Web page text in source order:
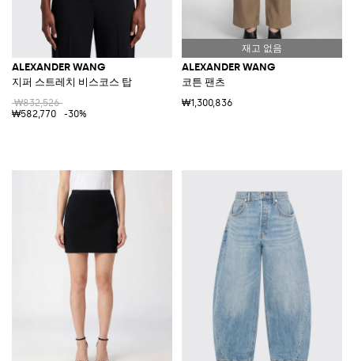
ALEXANDER WANG
지퍼 스트레치 비스코스 탑
₩832,526
₩582,770
-30%
ALEXANDER WANG
코튼 팬츠
₩1,300,836